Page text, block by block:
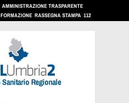
AMMINISTRAZIONE TRASPARENTE
FORMAZIONE RASSEGNA STAMPA 112